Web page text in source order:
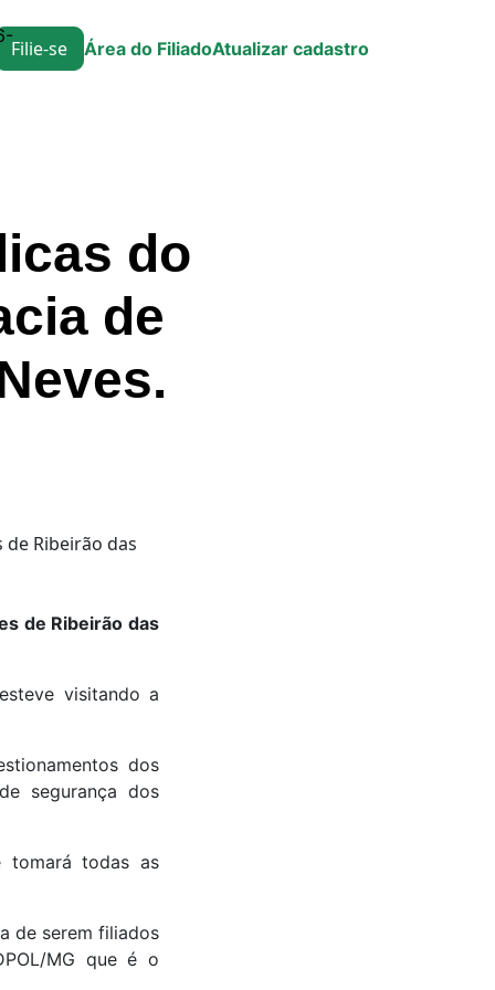
Filie-se Área do FiliadoAtualizar cadastro
do
de
de Ribeirão das
visitando a
dos
segurança dos
tomará todas as
de serem filiados
MG que é o